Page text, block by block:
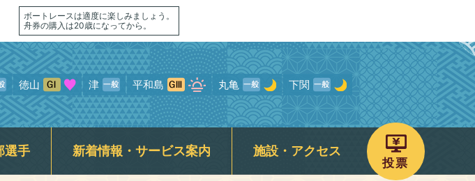
ボートレースは適度に楽しみましょう。
舟券の購入は20歳になってから。
徳山 津 平和島 丸亀
下関
選手 新着情報・サービス案内 施設・アクセス
投票